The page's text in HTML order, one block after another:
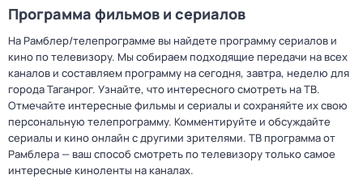
Программа фильмов и сериалов
На Рамблер/телепрограмме вы найдете программу сериалов и
кино по телевизору. Мы собираем подходящие передачи на всех
каналов и составляем программу на сегодня, завтра, неделю для
города Таганрог. Узнайте, что интересного смотреть на ТВ.
Отмечайте интересные фильмы и сериалы и сохраняйте их свою
персональную телепрограмму. Комментируйте и обсуждайте
сериалы и кино онлайн с другими зрителями. ТВ программа от
Рамблера — ваш способ смотреть по телевизору только самое
интересные киноленты на каналах.